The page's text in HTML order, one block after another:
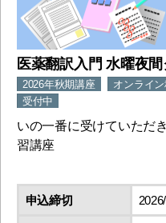
医薬翻訳入門 水曜夜間
2026年秋期講座 オンライ
受付中
いの一番に受けていただ
習講座
申込締切